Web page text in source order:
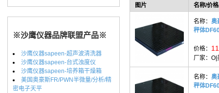
※沙鹰仪器品牌联盟产品※
沙鹰仪器sapeen-超声波清洗器
沙鹰仪器sapeen-台式浊度仪
沙鹰仪器sapeen-培养箱干燥箱
美国奥豪斯FR/PWN半微量/分析/精
密电子天平
图片 名称/价
名称： 奥
秤体
价格：
厂家： O|
名称： 奥
秤体